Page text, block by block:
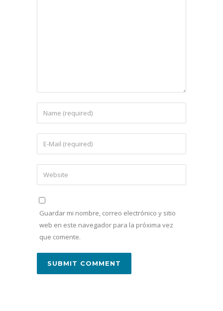
Guardar mi nombre, correo electrónico y sitio
web en este navegador para la próxima vez
que comente.